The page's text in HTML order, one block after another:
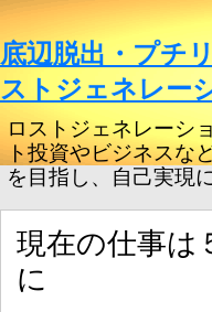
底辺脱出・プチ
ストジェネレー
ロストジェネレーシ
ト投資やビジネスな
を目指し、自己実現
現在の仕事は
に